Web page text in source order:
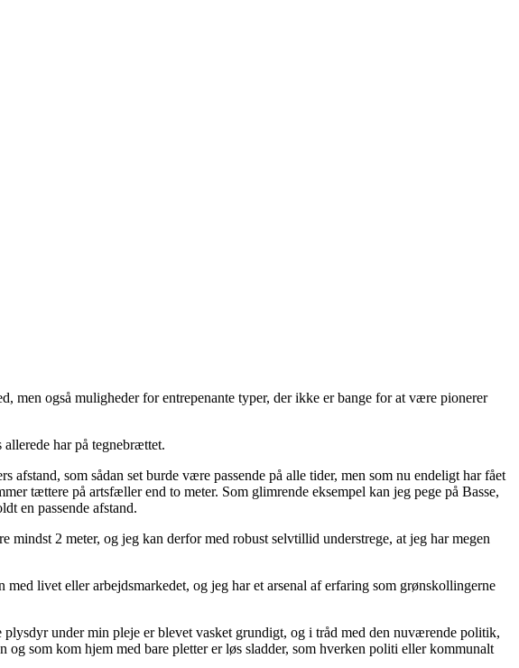
men også muligheder for entrepenante typer, der ikke er bange for at være pionerer
har på tegnebrættet.
som sådan set burde være passende på alle tider, men som nu endeligt har fået
tættere på artsfæller end to meter. Som glimrende eksempel kan jeg pege på Basse,
en passende afstand.
2 meter, og jeg kan derfor med robust selvtillid understrege, at jeg har megen
livet eller arbejdsmarkedet, og jeg har et arsenal af erfaring som grønskollingerne
under min pleje er blevet vasket grundigt, og i tråd med den nuværende politik,
som kom hjem med bare pletter er løs sladder, som hverken politi eller kommunalt